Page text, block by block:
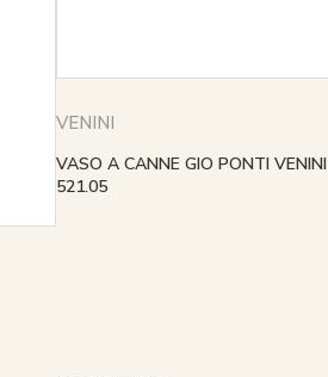
VENINI
VASO A CANNE GIO PONTI VENINI
521.05